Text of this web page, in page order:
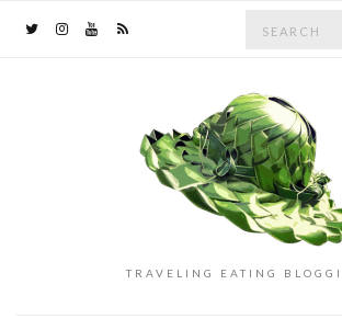
for:
TRAVELING EATING